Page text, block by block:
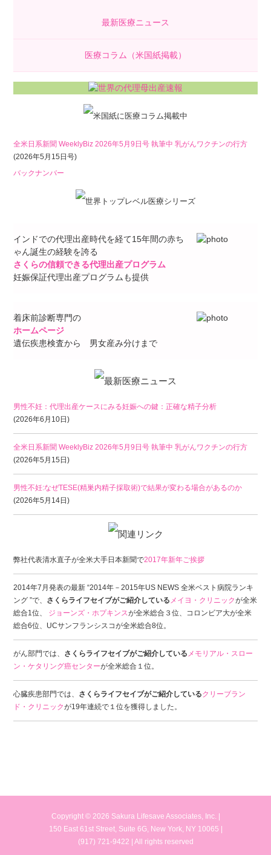
最新医療ニュース
医療コラム（米国紙掲載）
全米日系新聞 WeeklyBiz 2026年5月9日号 執筆中 乳がんワクチンの行方
(2026年5月15日号)
バックナンバー
インドでの代理出産時代を経て15年間の赤ち
ゃん誕生の経験を誇る
さくらの信頼できる代理出産プログラム
妊娠保証代理出産プログラムも提供
着床前診断専門の
ホームページ
遺伝疾患検査から 男女産み分けまで
男性不妊：代理出産ケースにみる妊娠への鍵：正確な精子分析
(2026年6月10日)
全米日系新聞 WeeklyBiz 2026年5月9日号 執筆中 乳がんワクチンの行方
(2026年5月15日)
男性不妊:なぜTESE(精巣内精子採取術)で結果が変わる場合があるのか
(2026年5月14日)
弊社代表清水直子が全米大手日本新聞で2017年新年ご挨拶
2014年7月発表の最新 “2014年－2015年US NEWS 全米ベスト病院ランキ
ング ”で、 さくらライフセイブがご紹介している メイヨ・クリニックが全米
総合1位、 ジョーンズ・ホプキンスが全米総合３位、コロンビア大が全米
総合6位、UCサンフランシスコが全米総合8位。
がん部門では、 さくらライフセイブがご紹介している メモリアル・スロー
ン・ケタリング癌センターが全米総合１位。
心臓疾患部門では、 さくらライフセイブがご紹介しているクリーブラン
ド・クリニックが19年連続で１位を獲得しました。
Copyright © 2026 Sakura Lifesave Associates, Inc. |
150 East 61st Street, Suite 6G, New York, NY 10065 |
(917) 721-9422 | All rights reserved